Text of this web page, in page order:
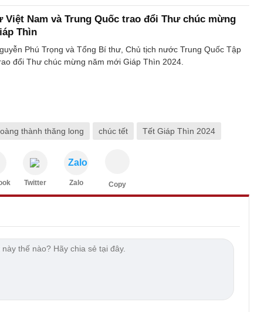
Việt Nam và Trung Quốc trao đổi Thư chúc mừng
Thìn
Phú Trọng và Tổng Bí thư, Chủ tịch nước Trung Quốc Tập
đổi Thư chúc mừng năm mới Giáp Thìn 2024.
thành thăng long chúc tết Tết Giáp Thìn 2024
Twitter
Zalo
Zalo Copy